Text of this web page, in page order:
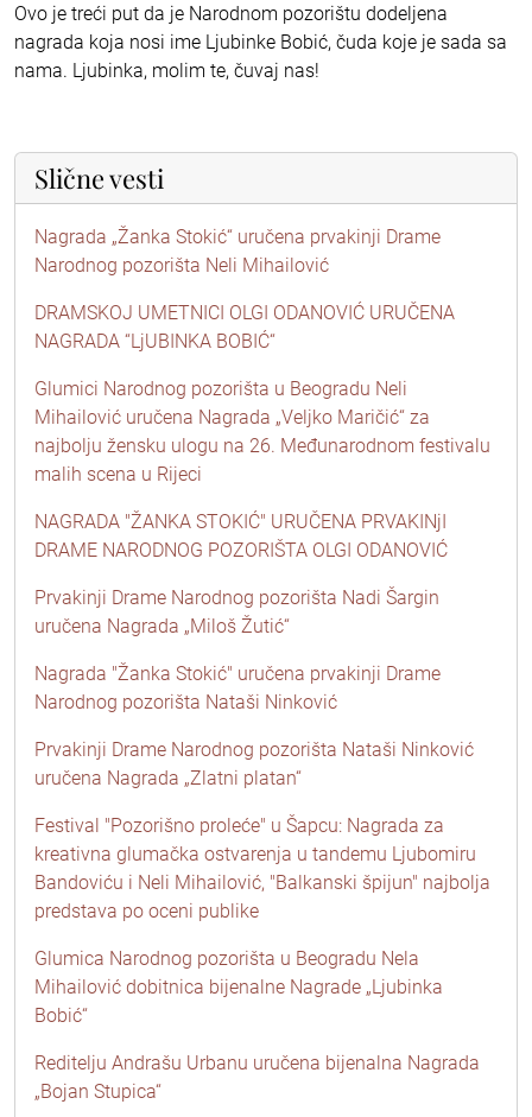
Ovo je treći put da je Narodnom pozorištu dodeljena
nagrada koja nosi ime Ljubinke Bobić, čuda koje je sada sa
nama. Ljubinka, molim te, čuvaj nas!
Slične vesti
Nagrada „Žanka Stokić“ uručena prvakinji Drame
Narodnog pozorišta Neli Mihailović
DRAMSKOJ UMETNICI OLGI ODANOVIĆ URUČENA
NAGRADA “LjUBINKA BOBIĆ“
Glumici Narodnog pozorišta u Beogradu Neli
Mihailović uručena Nagrada „Veljko Maričić“ za
najbolju žensku ulogu na 26. Međunarodnom festivalu
malih scena u Rijeci
NAGRADA "ŽANKA STOKIĆ" URUČENA PRVAKINjI
DRAME NARODNOG POZORIŠTA OLGI ODANOVIĆ
Prvakinji Drame Narodnog pozorišta Nadi Šargin
uručena Nagrada „Miloš Žutić“
Nagrada "Žanka Stokić" uručena prvakinji Drame
Narodnog pozorišta Nataši Ninković
Prvakinji Drame Narodnog pozorišta Nataši Ninković
uručena Nagrada „Zlatni platan“
Festival "Pozorišno proleće" u Šapcu: Nagrada za
kreativna glumačka ostvarenja u tandemu Ljubomiru
Bandoviću i Neli Mihailović, "Balkanski špijun" najbolja
predstava po oceni publike
Glumica Narodnog pozorišta u Beogradu Nela
Mihailović dobitnica bijenalne Nagrade „Ljubinka
Bobić“
Reditelju Andrašu Urbanu uručena bijenalna Nagrada
„Bojan Stupica“